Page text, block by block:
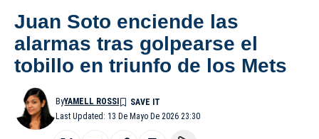
Juan Soto enciende las
alarmas tras golpearse el
tobillo en triunfo de los Mets
Last Updated: 13 De Mayo De 2026 23:30
ByYAMELL ROSSI